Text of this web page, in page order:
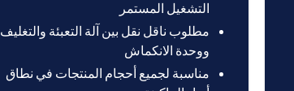
التشغيل المستمر
مطلوب ناقل نقل بين آلة التعبئة والتغليف
ووحدة الانكماش
مناسبة لجميع أحجام المنتجات في نطاق